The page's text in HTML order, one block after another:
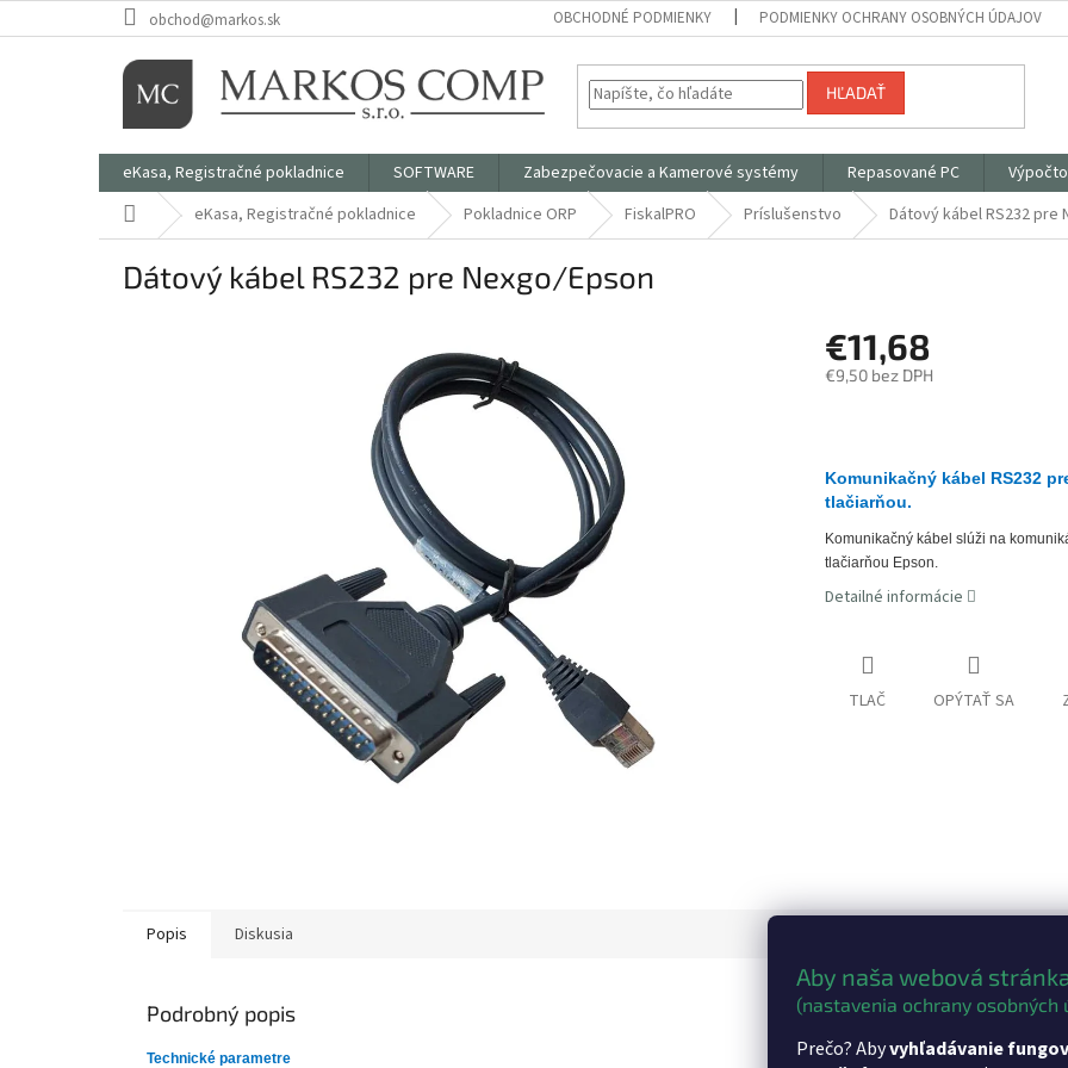
Aby naša webová
(nastavenia ochrany osobných
Prečo? Abyvyhľadávanie
na
obchod@markos.sk OBCHODNÉ PODMIENKY PODMIENKY OCHRANY OSOBNÝCH ÚDAJOV
HĽADAŤ
eKasa, Registračné pokladnice SOFTWARE Zabezpečovacie a Kamerové systémy Repasované PC
Domov eKasa, Registračné pokladnice Pokladnice ORP FiskalPRO Príslušenstvo Dátový kábel RS232 pre
Dátový kábel RS232 pre Nexgo/Epson
€11,68
€9,50 bez DPH
Komunikačný kábel RS232
tlačiarňou.
Komunikačný kábel slúži na
tlačiarňou Epson.
Detailné informácie
TLAČ OPÝTAŤ SA
Popis Diskusia
Podrobný popis
Technické parametre